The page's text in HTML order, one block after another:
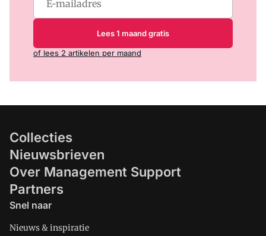
Lees 1 maand gratis
of lees 2 artikelen per maand
Collecties
Nieuwsbrieven
Over Management Support
Partners
Snel naar
Nieuws & inspiratie